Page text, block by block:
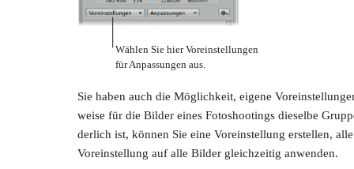
Wählen Sie hier Voreinstellungen
für Anpassungen aus.
Sie haben auch die Möglichkeit, eigene
weise für die Bilder eines Fotoshootings dieselbe
derlich ist, können Sie eine Voreinstellung erstellen,
Voreinstellung auf alle Bilder gleichzeitig anwenden.